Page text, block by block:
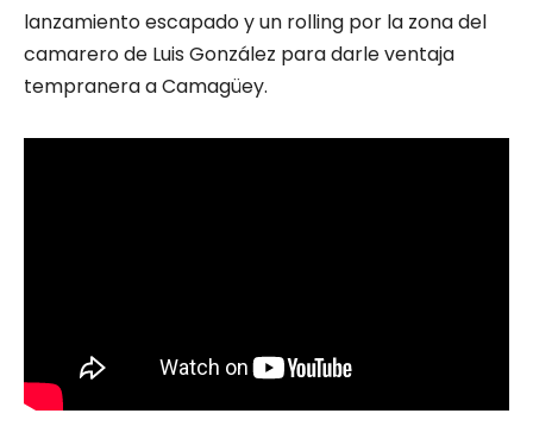
lanzamiento escapado y un rolling por la zona del
camarero de Luis González para darle ventaja
tempranera a Camagüey.